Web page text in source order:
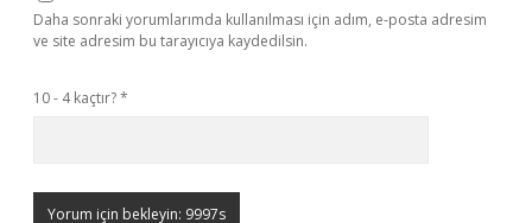
Daha sonraki yorumlarımda kullanılması için adım, e-posta adresim
ve site adresim bu tarayıcıya kaydedilsin.
10 - 4 kaçtır?*